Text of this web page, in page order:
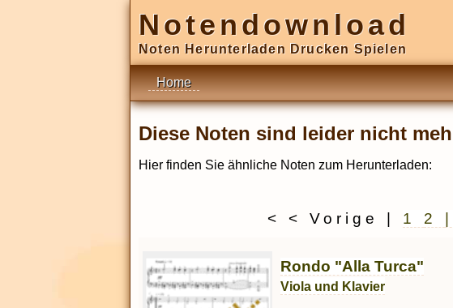
Notendownload
Noten Herunterladen Drucken Spielen
Home
Diese Noten sind leider nicht
Hier finden Sie ähnliche Noten zum Herunterladen:
< < Vorige 1 2
Rondo "Alla Turca"
Viola und Klavier